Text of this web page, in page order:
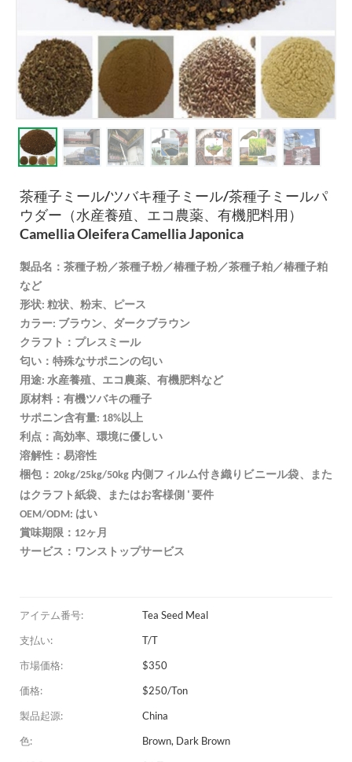
茶種子ミール/ツバキ種子ミール/茶種子ミールパ
ウダー（水産養殖、エコ農薬、有機肥料用）
Camellia Oleifera Camellia Japonica
製品名：茶種子粉／茶種子粉／椿種子粉／茶種子粕／椿種子粕
など
形状: 粒状、粉末、ピース
カラー: ブラウン、ダークブラウン
クラフト：プレスミール
匂い：特殊なサポニンの匂い
用途: 水産養殖、エコ農薬、有機肥料など
原材料：有機ツバキの種子
サポニン含有量: 18%以上
利点：高効率、環境に優しい
溶解性：易溶性
梱包：20kg/25kg/50kg 内側フィルム付き織りビニール袋、また
はクラフト紙袋、またはお客様側 ' 要件
OEM/ODM: はい
賞味期限：12ヶ月
サービス：ワンストップサービス
アイテム番号:
Tea Seed Meal
支払い:
T/T
市場価格:
$350
価格:
$250/Ton
製品起源:
China
色:
Brown, Dark Brown